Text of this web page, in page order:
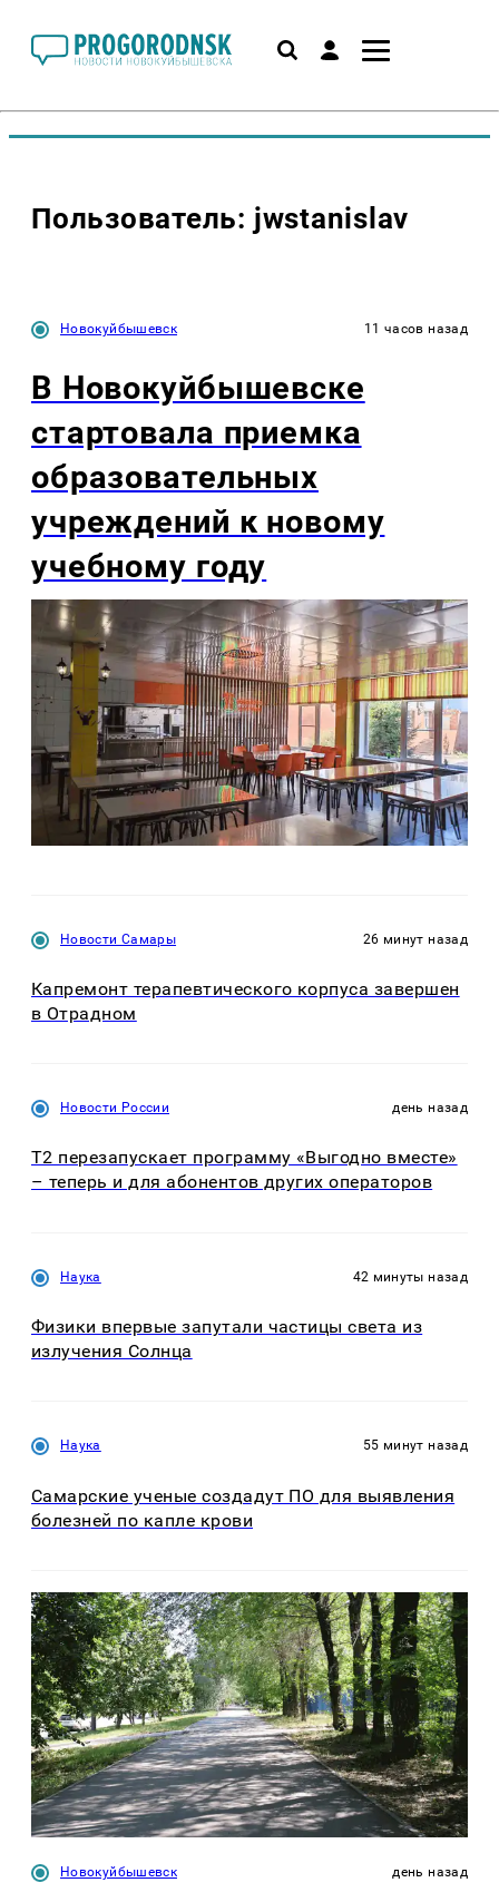
Пользователь: jwstanislav
Новокуйбышевск 11 часов назад
В Новокуйбышевске
стартовала приемка
образовательных
учреждений к новому
учебному году
Новости Самары 26 минут назад
Капремонт терапевтического корпуса завершен
в Отрадном
Новости России день назад
Т2 перезапускает программу «Выгодно вместе»
– теперь и для абонентов других операторов
Наука 42 минуты назад
Физики впервые запутали частицы света из
излучения Солнца
Наука 55 минут назад
Самарские ученые создадут ПО для выявления
болезней по капле крови
Новокуйбышевск день назад